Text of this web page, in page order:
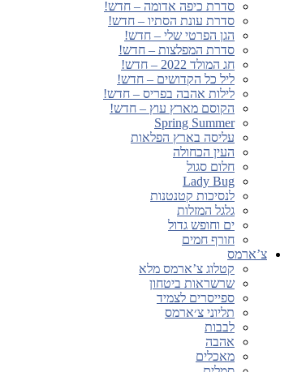
סדרת כיפה אדומה – חדש!
סדרת עונת הסתיו – חדש!
הגן הפרטי שלי – חדש!
סדרת המפלצות – חדש!
חג המולד 2022 – חדש!
ליל כל הקדושים – חדש!
לילות אהבה בפריס – חדש!
הקוסם מארץ עוץ – חדש!
Spring Summer
עליסה בארץ הפלאות
העין הכחולה
חלום סגול
Lady Bug
לנסיכות קטנטנות
גלגל המזלות
ים וחופש גדול
חורף חמים
צ’ארמס
קטלוג צ’ארמס מלא
שרשראות ביטחון
ספייסרים לצמיד
תליוני צ׳ארמס
לבבות
אהבה
מאכלים